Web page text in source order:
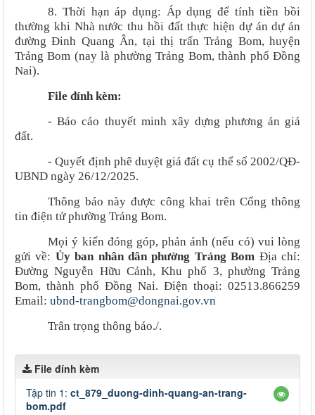
8. Thời hạn áp dụng: Áp dụng để tính tiền bồi
thường khi Nhà nước thu hồi đất thực hiện dự ándự án
đường Đinh Quang Ân, tại thị trấn Trảng Bom, huyện
Trảng Bom (nay là phường Trảng Bom, thành phố Đồng
Nai).
File đính kèm:
- Báo cáo thuyết minh xây dựng phương án giá
đất.
- Quyết định phê duyệt giá đất cụ thể số 2002/QĐ-
UBND ngày 26/12/2025.
Thông báo này được công khai trên Cổng thông
tin điện tử phường Trảng Bom.
Mọi ý kiến đóng góp, phản ánh (nếu có) vui lòng
gửi về: Ủy ban nhân dân phường Trảng Bom Địa chỉ:
Đường Nguyễn Hữu Cảnh, Khu phố 3, phường Trảng
Bom, thành phố Đồng Nai. Điện thoại: 02513.866259
Email: ubnd-trangbom@dongnai.gov.vn
Trân trọng thông báo./.
File đính kèm
Tập tin 1: ct_879_duong-dinh-quang-an-trang-
bom.pdf